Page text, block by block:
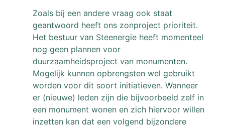
Zoals bij een andere vraag ook staat
geantwoord heeft ons zonproject prioriteit.
Het bestuur van Steenergie heeft momenteel
nog geen plannen voor
duurzaamheidsproject van monumenten.
Mogelijk kunnen opbrengsten wel gebruikt
worden voor dit soort initiatieven. Wanneer
er (nieuwe) leden zijn die bijvoorbeeld zelf in
een monument wonen en zich hiervoor willen
inzetten kan dat een volgend bijzondere